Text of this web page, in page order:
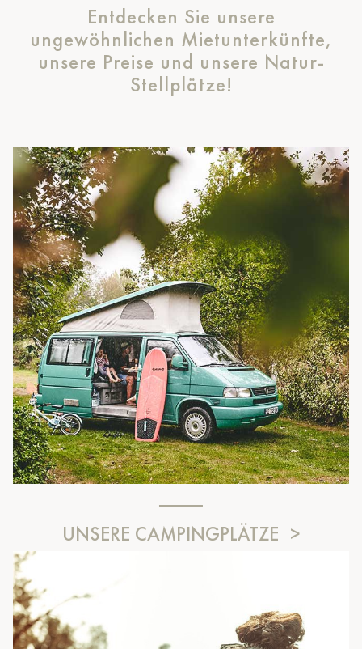
Entdecken Sie unsere
ungewöhnlichen Mietunterkünfte,
unsere Preise und unsere Natur-
Stellplätze!
UNSERE CAMPINGPLÄTZE